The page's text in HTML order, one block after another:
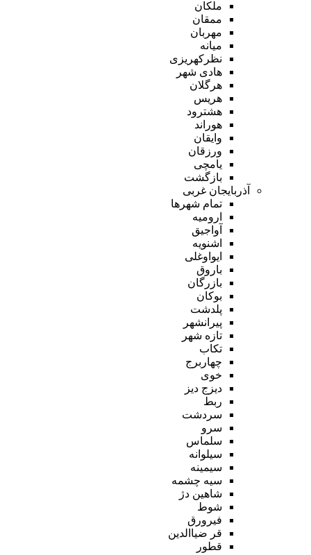
ملکان
ممقان
مهربان
میانه
نظرکهریزی
هادی شهر
هرگلان
هریس
هشترود
هوراند
وایقان
ورزقان
یامچی
بازگشت
آذربایجان غربی
تمام شهر‌ها
ارومیه
آواجیق
اشنویه
ایواوغلی
باروق
بازرگان
بوکان
پلدشت
پیرانشهر
تازه شهر
تکاب
چهاربرج
خوی
دیزج دیز
ربط
سردشت
سرو
سلماس
سیلوانه
سیمینه
سیه چشمه
شاهین دژ
شوط
فیرورق
قر ضیاالدین
قطور